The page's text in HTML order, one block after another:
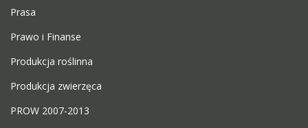
Prasa
Prawo i Finanse
Produkcja roślinna
Produkcja zwierzęca
PROW 2007-2013